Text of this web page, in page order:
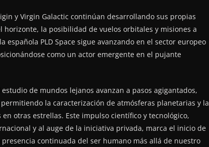
y Virgin Galactic continúan desarrollando sus propias
la posibilidad de vuelos orbitales y misiones a
PLD Space sigue avanzando en el sector europeo
como un actor emergente en el pujante
de mundos lejanos avanzan a pasos agigantados,
la caracterización de atmósferas planetarias y la
otras estrellas. Este impulso científico y tecnológico,
y al auge de la iniciativa privada, marca el inicio de
continuada del ser humano más allá de nuestro